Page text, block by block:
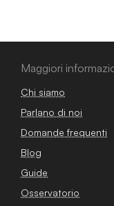
Maggiori
Chi siamo
Parlano di noi
Domande frequenti
Blog
Guide
Osservatorio